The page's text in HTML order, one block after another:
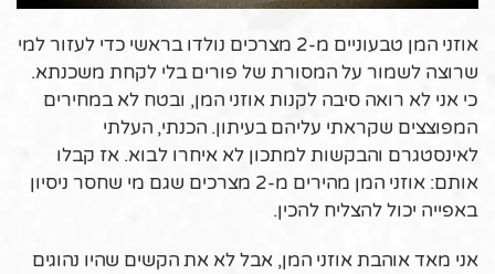
אוזני המן טבעוניים מ-2 מצרכים נולדו בראשי כדי לעזור למי
שרוצה לשמור על המסורת של פורים בלי לקחת משכנתא.
כי אני לא רואה סיבה לקנות אוזני המן, ובטח לא במחירים
המפוצצים שקראתי עליהם בעיתון. הכנתי, העלתי
לאינסטגרם והבקשות למתכון לא איחרו לבוא. אז קבלו
אותם: אוזני המן מהירים מ-2 מצרכים שגם מי שחסר ניסיון
באפייה יכול להצליח להכין.
אני מאד אוהבת אוזני המן, אבל לא את הקשים שהיו נהוגים